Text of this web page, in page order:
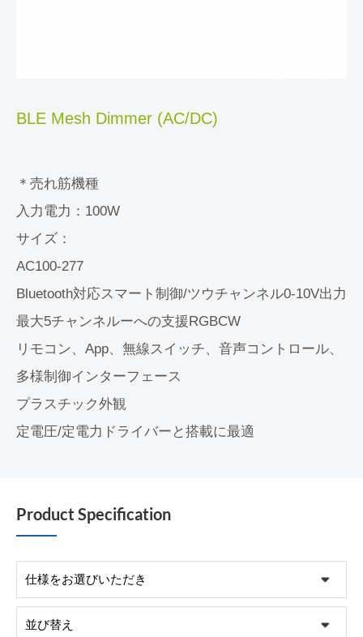
BLE Mesh Dimmer (AC/DC)
＊売れ筋機種
入力電力：100W
サイズ：
AC100-277
Bluetooth対応スマート制御/ツウチャンネル0-10V出力
最大5チャンネルーへの支援RGBCW
リモコン、App、無線スイッチ、音声コントロール、
多様制御インターフェース
プラスチック外観
定電圧/定電力ドライバーと搭載に最適
Product Specification